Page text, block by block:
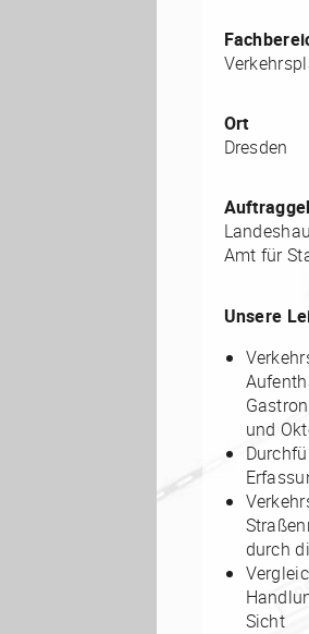
Ort
Dresden
Amt für
Unsere
und
durch
Sicht